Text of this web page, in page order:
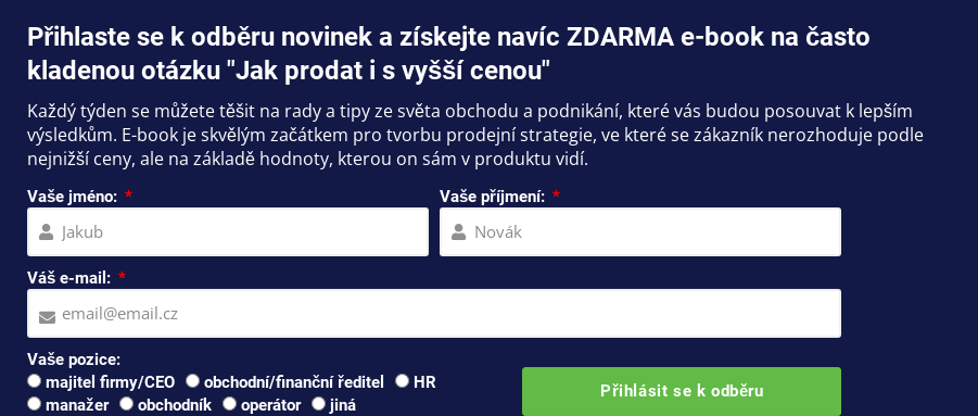
Přihlaste se k odběru novinek a získejte navíc ZDARMA e-book na často
kladenou otázku "Jak prodat i s vyšší cenou"
Každý týden se můžete těšit na rady a tipy ze světa obchodu a podnikání, které vás budou posouvat k lepším
výsledkům. E-book je skvělým začátkem pro tvorbu prodejní strategie, ve které se zákazník nerozhoduje podle
nejnižší ceny, ale na základě hodnoty, kterou on sám v produktu vidí.
Vaše jméno: Vaše příjmení:
Váš e-mail:
Vaše pozice:
majitel firmy/CEO
obchodní/finanční ředitel
HR
manažer
obchodník operátor jiná
Přihlásit se k odběru